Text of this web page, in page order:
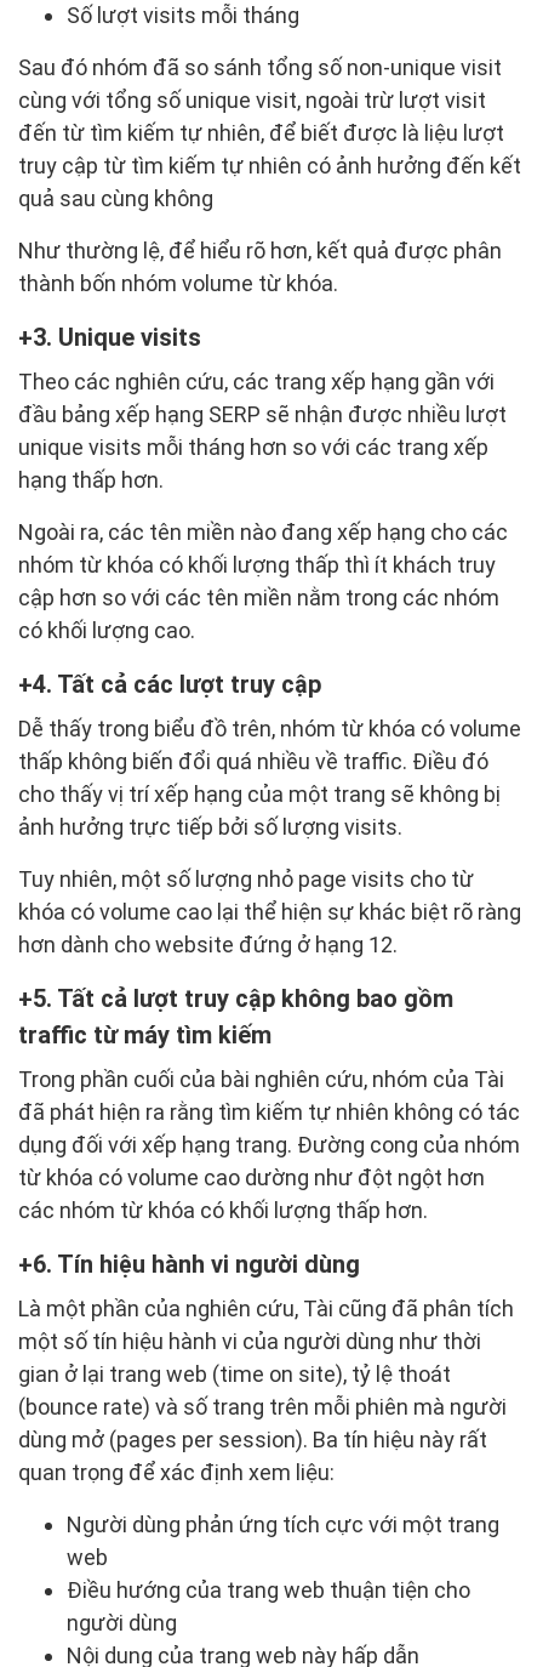
Số lượt visits mỗi tháng
Sau đó nhóm đã so sánh tổng số non-unique visit
cùng với tổng số unique visit, ngoài trừ lượt visit
đến từ tìm kiếm tự nhiên, để biết được là liệu lượt
truy cập từ tìm kiếm tự nhiên có ảnh hưởng đến kết
quả sau cùng không
Như thường lệ, để hiểu rõ hơn, kết quả được phân
thành bốn nhóm volume từ khóa.
3. Unique visits
Theo các nghiên cứu, các trang xếp hạng gần với
đầu bảng xếp hạng SERP sẽ nhận được nhiều lượt
unique visits mỗi tháng hơn so với các trang xếp
hạng thấp hơn.
Ngoài ra, các tên miền nào đang xếp hạng cho các
nhóm từ khóa có khối lượng thấp thì ít khách truy
cập hơn so với các tên miền nằm trong các nhóm
có khối lượng cao.
4. Tất cả các lượt truy cập
Dễ thấy trong biểu đồ trên, nhóm từ khóa có volume
thấp không biến đổi quá nhiều về traffic. Điều đó
cho thấy vị trí xếp hạng của một trang sẽ không bị
ảnh hưởng trực tiếp bởi số lượng visits.
Tuy nhiên, một số lượng nhỏ page visits cho từ
khóa có volume cao lại thể hiện sự khác biệt rõ ràng
hơn dành cho website đứng ở hạng 12.
5. Tất cả lượt truy cập không bao gồm
traffic từ máy tìm kiếm
Trong phần cuối của bài nghiên cứu, nhóm của Tài
đã phát hiện ra rằng tìm kiếm tự nhiên không có tác
dụng đối với xếp hạng trang. Đường cong của nhóm
từ khóa có volume cao dường như đột ngột hơn
các nhóm từ khóa có khối lượng thấp hơn.
6. Tín hiệu hành vi người dùng
Là một phần của nghiên cứu, Tài cũng đã phân tích
một số tín hiệu hành vi của người dùng như thời
gian ở lại trang web (time on site), tỷ lệ thoát
(bounce rate) và số trang trên mỗi phiên mà người
dùng mở (pages per session). Ba tín hiệu này rất
quan trọng để xác định xem liệu:
Người dùng phản ứng tích cực với một trang
web
Điều hướng của trang web thuận tiện cho
người dùng
Nội dung của trang web này hấp dẫn